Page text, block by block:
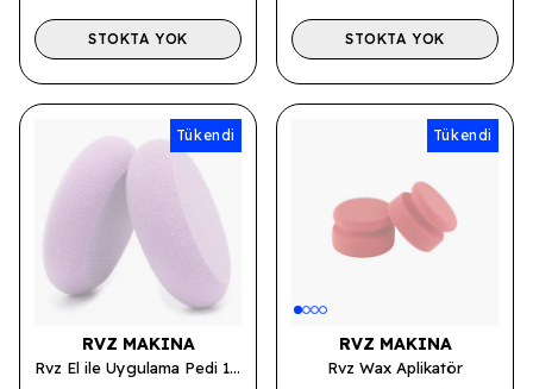
STOKTA YOK STOKTA YOK
Tükendi
RVZ MAKINA
Rvz El ile Uygulama Pedi 13 Cm - Mor
Tükendi
RVZ MAKINA
Rvz Wax Aplikatör